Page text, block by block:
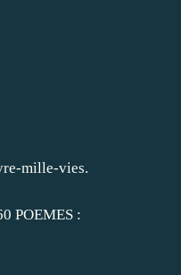
mille-vies.
POEMES :